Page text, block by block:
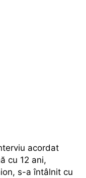
acordat
cu 12 ani,
s-a întâlnit cu